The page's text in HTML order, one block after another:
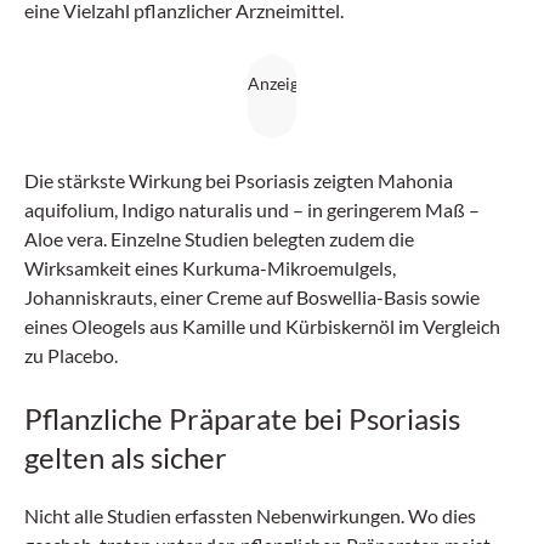
eine Vielzahl pflanzlicher Arzneimittel.
Die stärkste Wirkung bei Psoriasis zeigten Mahonia
aquifolium, Indigo naturalis und – in geringerem Maß –
Aloe vera. Einzelne Studien belegten zudem die
Wirksamkeit eines Kurkuma-Mikroemulgels,
Johanniskrauts, einer Creme auf Boswellia-Basis sowie
eines Oleogels aus Kamille und Kürbiskernöl im Vergleich
zu Placebo.
Pflanzliche Präparate bei Psoriasis
gelten als sicher
Nicht alle Studien erfassten Nebenwirkungen. Wo dies